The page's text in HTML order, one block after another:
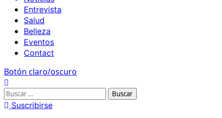
Entrevista
Salud
Belleza
Eventos
Contact
Botón claro/oscuro
Buscar:
Suscribirse